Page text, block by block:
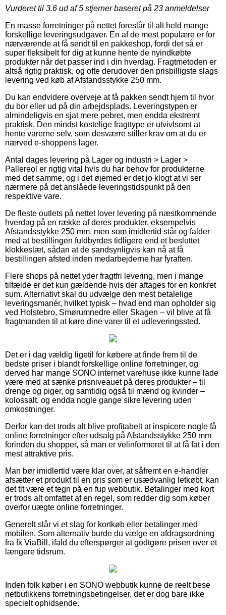
Vurderet til 3.6 ud af 5 stjerner baseret på 23 anmeldelser
En masse forretninger på nettet foreslår til alt held mange
forskellige leveringsudgaver. En af de mest populære er for
nærværende at få sendt til en pakkeshop, fordi det så er
super fleksibelt for dig at kunne hente de nyindkøbte
produkter når det passer ind i din hverdag. Fragtmetoden er
altså rigtig praktisk, og ofte derudover den prisbilligste slags
levering ved køb af Afstandsstykke 250 mm.
Du kan endvidere overveje at få pakken sendt hjem til hvor
du bor eller ud på din arbejdsplads. Leveringstypen er
almindeligvis en sjat mere pebret, men endda ekstremt
praktisk. Den mindst kostelige fragttype er utvivlsomt at
hente varerne selv, som desværre stiller krav om at du er
nærved e-shoppens lager.
Antal dages levering på Lager og industri > Lager >
Pallereol er rigtig vital hvis du har behov for produkterne
med det samme, og i det øjemed er det jo klogt at vi ser
nærmere på det anslåede leveringstidspunkt på den
respektive vare.
De fleste outlets på nettet lover levering på næstkommende
hverdag på en række af deres produkter, eksempelvis
Afstandsstykke 250 mm, men som imidlertid står og falder
med at bestillingen fuldbyrdes tidligere end et besluttet
klokkeslæt, sådan at de sandsynligvis kan nå at få
bestillingen afsted inden medarbejderne har fyraften.
Flere shops på nettet yder fragtfri levering, men i mange
tilfælde er det kun gældende hvis der aftages for en konkret
sum. Alternativt skal du udvælge den mest betalelige
leveringsmanér, hvilket typisk – hvad end man opholder sig
ved Holstebro, Smørumnedre eller Skagen – vil blive at få
fragtmanden til at køre dine varer til et udleveringssted.
Det er i dag vældig ligetil for købere at finde frem til de
bedste priser i blandt forskellige online forretninger, og
derved har mange SONO internet varehuse ikke kunne lade
være med at sænke prisniveauet på deres produkter – til
drenge og piger, og samtidig også til mænd og kvinder –
kolossalt, og endda nogle gange sikre levering uden
omkostninger.
Derfor kan det trods alt blive profitabelt at inspicere nogle få
online forretninger efter udsalg på Afstandsstykke 250 mm
forinden du shopper, så man er velinformeret til at få fat i den
mest attraktive pris.
Man bør imidlertid være klar over, at såfremt en e-handler
afsætter et produkt til en pris som er usædvanlig letkøbt, kan
det tit være et tegn på en fup webbutik. Betalinger med kort
er trods alt omfattet af en regel, som redder dig som køber
overfor uægte online forretninger.
Generelt slår vi et slag for kortkøb eller betalinger med
mobilen. Som alternativ burde du vælge en afdragsordning
fra fx ViaBill, ifald du efterspørger at godtgøre prisen over et
længere tidsrum.
Inden folk køber i en SONO webbutik kunne de reelt bese
netbutikkens forretningsbetingelser, det er dog bare ikke
specielt ophidsende.